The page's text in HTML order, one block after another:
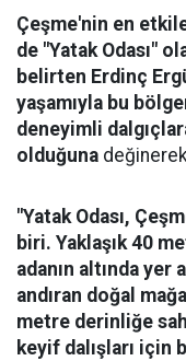
Çeşme'nin en
de "Yatak Odası"
belirten Erdinç
yaşamıyla bu
deneyimli
olduğuna
"Yatak Odası,
biri. Yaklaşık 40
adanın altında yer
andıran doğal
metre derinliğe
keyif dalışları için